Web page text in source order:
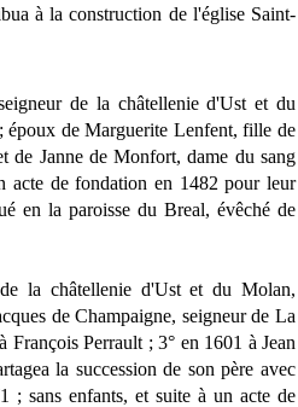
à la construction de l'église Saint-
de la châtellenie d'Ust et du
époux de Marguerite Lenfent, fille de
de Janne de Monfort, dame du sang
acte de fondation en 1482 pour leur
en la paroisse du Breal, évêché de
la châtellenie d'Ust et du Molan,
de Champaigne, seigneur de La
François Perrault ; 3° en 1601 à Jean
la succession de son père avec
; sans enfants, et suite à un acte de